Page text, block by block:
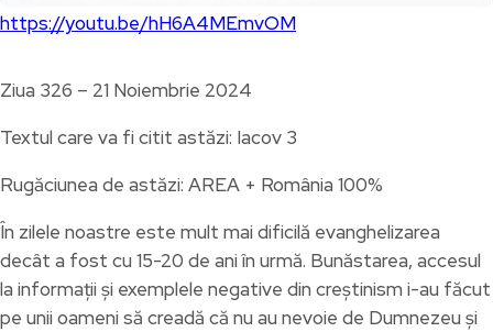
https://youtu.be/hH6A4MEmvOM
Ziua 326 – 21 Noiembrie 2024
Textul care va fi citit astăzi: Iacov 3
Rugăciunea de astăzi: AREA + România 100%
În zilele noastre este mult mai dificilă evanghelizarea
decât a fost cu 15-20 de ani în urmă. Bunăstarea, accesul
la informații și exemplele negative din creștinism i-au făcut
pe unii oameni să creadă că nu au nevoie de Dumnezeu și